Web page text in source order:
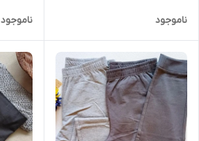
ناموجود ناموجود